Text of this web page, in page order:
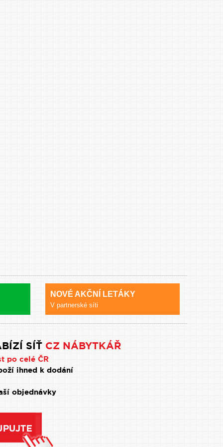
NOVÉ AKČNÍ LETÁKY
V partnerské síti
SÍŤ CZ NÁBYTKÁŘ
po celé ČR
ihned k dodání
objednávky